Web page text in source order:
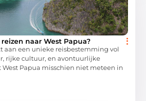
naar West Papua?
aan een unieke reisbestemming vol
rijke cultuur, en avontuurlijke
Papua misschien niet meteen in